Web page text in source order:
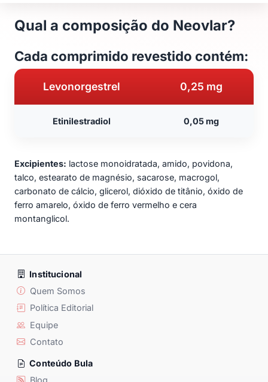
Qual a composição do Neovlar?
Cada comprimido revestido contém:
Levonorgestrel 0,25 mg
Etinilestradiol 0,05 mg
Excipientes: lactose monoidratada, amido, povidona,
talco, estearato de magnésio, sacarose, macrogol,
carbonato de cálcio, glicerol, dióxido de titânio, óxido de
ferro amarelo, óxido de ferro vermelho e cera
montanglicol.
Institucional
Quem Somos
Política Editorial
Equipe
Contato
Conteúdo Bula